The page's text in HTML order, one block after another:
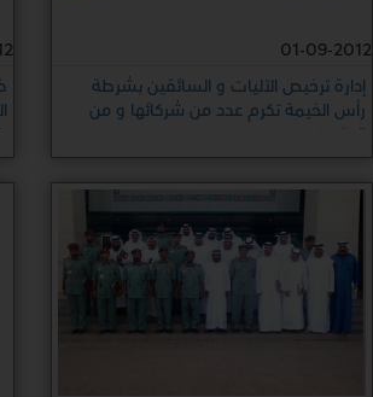
01-09-2012
إدارة ترخيص الآليات و السائقين بشرطة
رأس الخيمة تكرم عدد من شركائها و من
المتميزين